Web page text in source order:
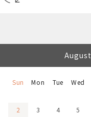
August
Sun Mon Tue Wed
2
3 4 5